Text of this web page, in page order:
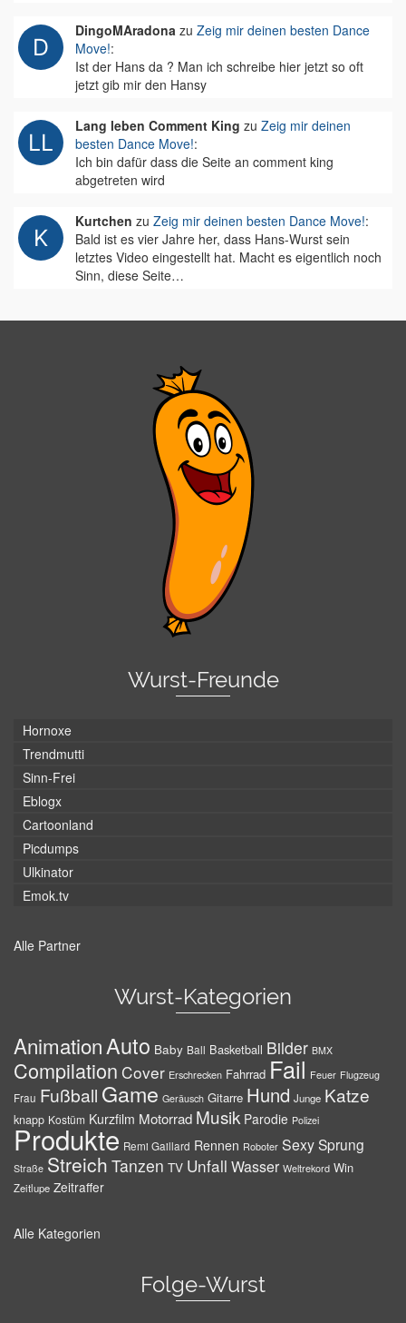
DingoMAradona zu Zeig mir deinen besten Dance
Move!:
Ist der Hans da ? Man ich schreibe hier jetzt so oft
jetzt gib mir den Hansy
Lang leben Comment King zu Zeig mir deinen
besten Dance Move!:
Ich bin dafür dass die Seite an comment king
abgetreten wird
Kurtchen zu Zeig mir deinen besten Dance Move!:
Bald ist es vier Jahre her, dass Hans-Wurst sein
letztes Video eingestellt hat. Macht es eigentlich noch
Sinn, diese Seite…
Wurst-Freunde
Hornoxe
Trendmutti
Sinn-Frei
Eblogx
Cartoonland
Picdumps
Ulkinator
Emok.tv
Alle Partner
Wurst-Kategorien
AnimationAuto Baby Ball Basketball Bilder BMX
Compilation Cover Erschrecken Fahrrad Fail Feuer Flugzeug
Frau Fußball Game Geräusch Gitarre Hund Junge Katze
knapp Kostüm Kurzfilm Motorrad Musik Parodie Polizei
Produkte Remi Gaillard Rennen Roboter SexySprung
Straße Streich Tanzen TV Unfall Wasser Weltrekord Win
Zeitlupe Zeitraffer
Alle Kategorien
Folge-Wurst